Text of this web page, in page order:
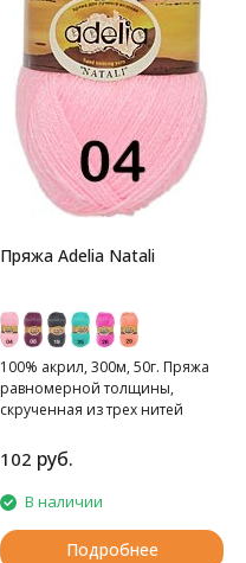
Пряжа Adelia Natali
100% акрил, 300м, 50г. Пряжа
равномерной толщины,
скрученная из трех нитей
102 руб.
В наличии
Подробнее